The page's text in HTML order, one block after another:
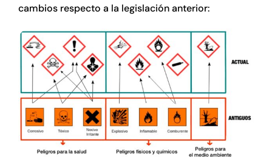
cambios respecto a la legislación anterior: